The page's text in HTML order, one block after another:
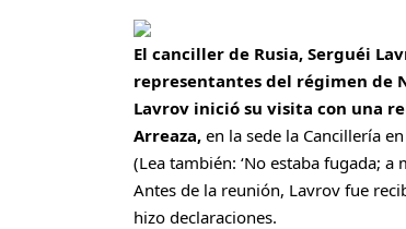
El canciller de Rusia, Serguéi
representantes del régimen de
Lavrov inició su visita con una
Arreaza, en la sede la Cancillería en
(Lea también: ‘No estaba fugada; a
Antes de la reunión, Lavrov fue
hizo declaraciones.